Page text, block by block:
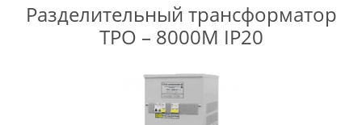
Разделительный трансформатор
ТРО – 8000М IP20